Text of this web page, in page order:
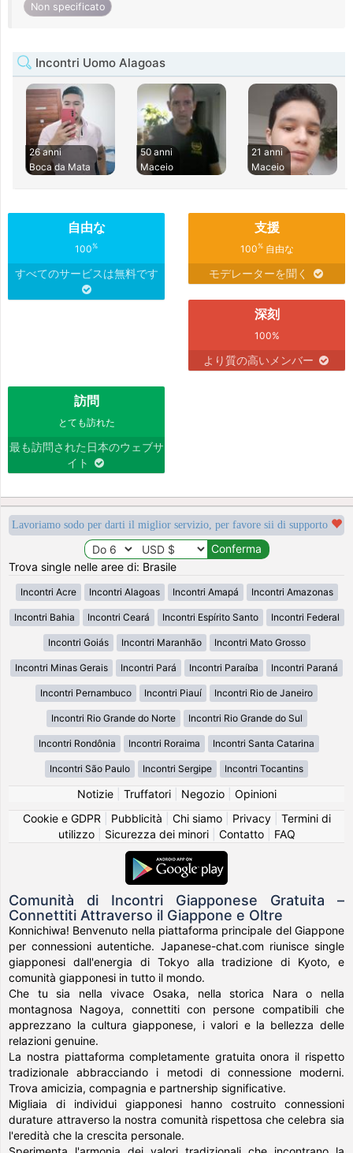
Non specificato
Incontri Uomo Alagoas
26 anni
Boca da Mata
50 anni
Maceio
21 anni
Maceio
自由な
100%
すべてのサービスは無料です
支援
100%自由な
モデレーターを聞く
深刻
100%
より質の高いメンバー
訪問
とても訪れた
最も訪問された日本のウェブサ
イト
Lavoriamo sodo per darti il miglior servizio, per favore sii di supporto
Trova single nelle aree di: Brasile
Incontri Acre Incontri Alagoas Incontri Amapá Incontri Amazonas
Incontri Bahia Incontri Ceará Incontri Espírito Santo Incontri Federal
Incontri Goiás Incontri Maranhão Incontri Mato Grosso
Incontri Minas Gerais Incontri Pará Incontri Paraíba Incontri Paraná
Incontri Pernambuco Incontri Piauí Incontri Rio de Janeiro
Incontri Rio Grande do Norte Incontri Rio Grande do Sul
Incontri Rondônia Incontri Roraima Incontri Santa Catarina
Incontri São Paulo Incontri Sergipe Incontri Tocantins
Notizie| Truffatori| Negozio| Opinioni
Cookie e GDPR
Pubblicità Chi siamo| Privacy| Termini di
utilizzo| Sicurezza dei minori| Contatto| FAQ
Comunità di Incontri Giapponese Gratuita –
Connettiti Attraverso il Giappone e Oltre
Konnichiwa! Benvenuto nella piattaforma principale del Giappone
per connessioni autentiche. Japanese-chat.com riunisce single
giapponesi dall'energia di Tokyo alla tradizione di Kyoto, e
comunità giapponesi in tutto il mondo.
Che tu sia nella vivace Osaka, nella storica Nara o nella
montagnosa Nagoya, connettiti con persone compatibili che
apprezzano la cultura giapponese, i valori e la bellezza delle
relazioni genuine.
La nostra piattaforma completamente gratuita onora il rispetto
tradizionale abbracciando i metodi di connessione moderni.
Trova amicizia, compagnia e partnership significative.
Migliaia di individui giapponesi hanno costruito connessioni
durature attraverso la nostra comunità rispettosa che celebra sia
l'eredità che la crescita personale.